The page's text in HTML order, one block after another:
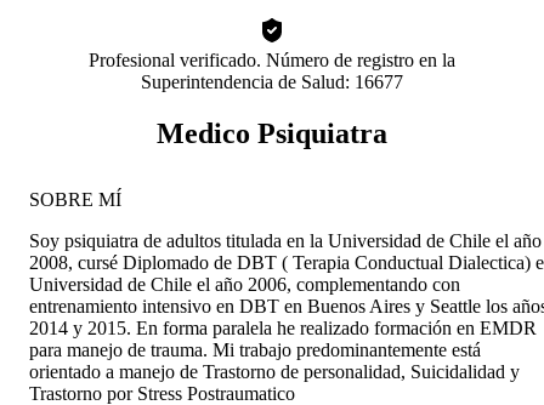
Profesional verificado. Número de registro en la
Superintendencia de Salud: 16677
Medico Psiquiatra
SOBRE MÍ
Soy psiquiatra de adultos titulada en la Universidad de Chile el año
2008, cursé Diplomado de DBT ( Terapia Conductual Dialectica)
Universidad de Chile el año 2006, complementando con
entrenamiento intensivo en DBT en Buenos Aires y Seattle los
2014 y 2015. En forma paralela he realizado formación en EMDR
para manejo de trauma. Mi trabajo predominantemente está
orientado a manejo de Trastorno de personalidad, Suicidalidad y
Trastorno por Stress Postraumatico